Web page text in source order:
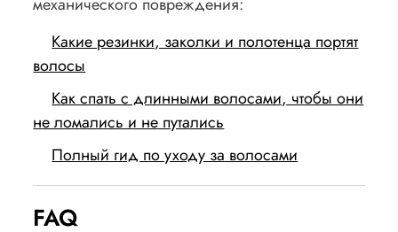
Какие резинки, заколки и полотенца портят
волосы
Как спать с длинными волосами, чтобы они
не ломались и не путались
Полный гид по уходу за волосами
FAQ